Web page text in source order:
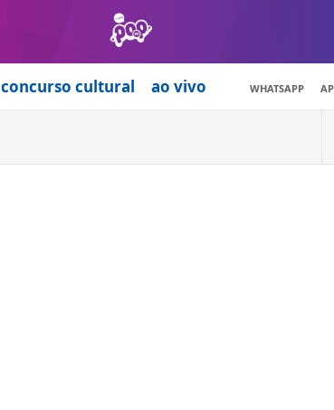
concurso cultural ao vivo WHATSAPP